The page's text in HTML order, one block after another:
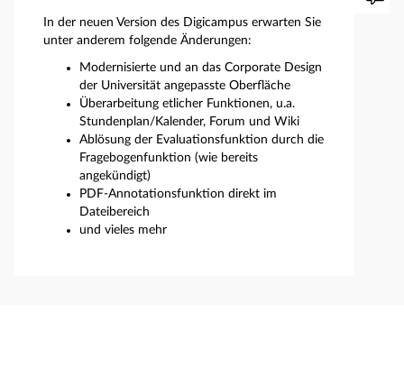
In der neuen Version des Digicampus erwarten Sie
unter anderem folgende Änderungen:
Modernisierte und an das Corporate Design
der Universität angepasste Oberfläche
Überarbeitung etlicher Funktionen, u.a.
Stundenplan/Kalender, Forum und Wiki
Ablösung der Evaluationsfunktion durch die
Fragebogenfunktion (wie bereits
angekündigt)
PDF-Annotationsfunktion direkt im
Dateibereich
und vieles mehr